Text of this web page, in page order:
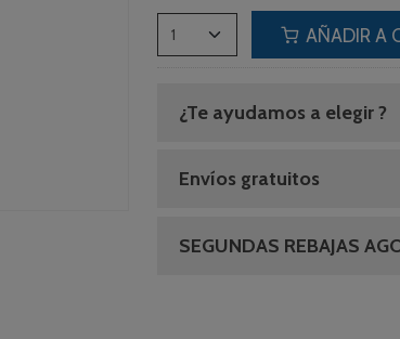
AÑADIR A
¿Te ayudamos a elegir ?
Envíos gratuitos
SEGUNDAS REBAJAS